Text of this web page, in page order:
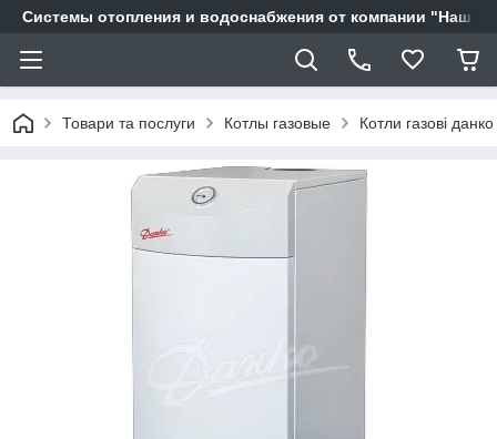
Системы отопления и водоснабжения от компании "Наш
Товари та послуги Котлы газовые Котли газові